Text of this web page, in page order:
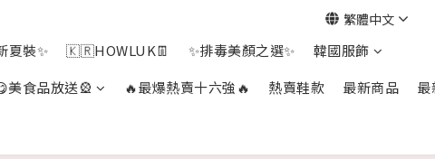
繁體中文
裝✨ 🇰🇷HOWLUK👖 ✨排毒美顏之選✨
韓國服飾
美食品放送🎡 🔥最爆熱賣十六強🔥 熱賣鞋款 最新商品
最